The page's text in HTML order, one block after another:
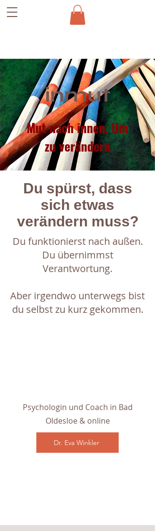
inmut
Mut nach innen. Um
zu verändern
Du spürst, dass
sich etwas
verändern muss?
Du funktionierst nach außen.
Du übernimmst
Verantwortung.
Aber irgendwo unterwegs bist
du selbst zu kurz gekommen.
Psychologin und Coach in Bad
Oldesloe & online
Dr. Eva Winkler